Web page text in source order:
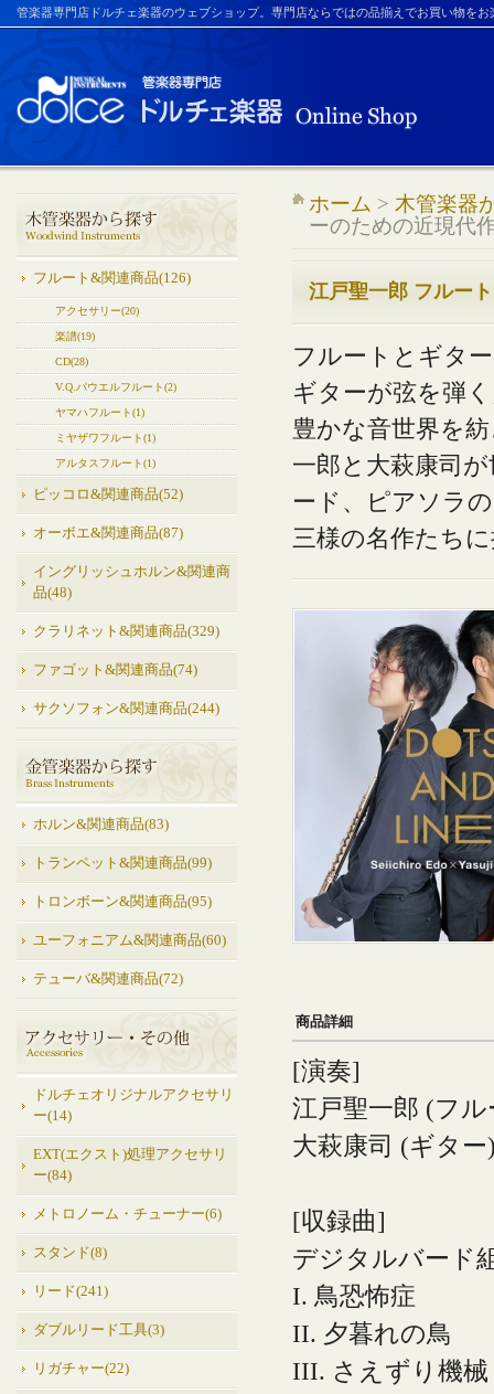
管楽器専門店ドルチェ楽器のウェブショップ。専門店ならではの品揃えでお買い物を
フルート&関連商品(126)
アクセサリー(20)
楽譜(19)
CD(28)
V.Q.パウエルフルート(2)
ヤマハフルート(1)
ミヤザワフルート(1)
アルタスフルート(1)
ピッコロ&関連商品(52)
オーボエ&関連商品(87)
イングリッシュホルン&関連商
品(48)
クラリネット&関連商品(329)
ファゴット&関連商品(74)
サクソフォン&関連商品(244)
ホルン&関連商品(83)
トランペット&関連商品(99)
トロンボーン&関連商品(95)
ユーフォニアム&関連商品(60)
テューバ&関連商品(72)
ドルチェオリジナルアクセサリ
ー(14)
EXT(エクスト)処理アクセサリ
ー(84)
メトロノーム・チューナー(6)
スタンド(8)
リード(241)
ダブルリード工具(3)
リガチャー(22)
ホーム > 木管楽器
ーのための近現代
江戸聖一郎 フルー
フルートとギタ
ギターが弦を弾
豊かな音世界を
一郎と大萩康司
ード、ピアソラ
三様の名作たち
商品詳細
[演奏]
江戸聖一郎 (フル
大萩康司 (ギター
[収録曲]
デジタルバード
I. 鳥恐怖症
II. 夕暮れの鳥
III. さえずり機械